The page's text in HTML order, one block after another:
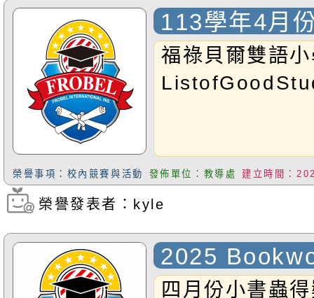
績結果與成績:
績PR99.9恭禧
友通過了初選
兩階段考驗,完
113學年4月
福祿貝爾雙語
榮譽事項：校內競賽與活動 發佈單位：教導處 建立時間：
瀏覽次數：242
榮譽發表者：kyle
2025
四月份小書蟲